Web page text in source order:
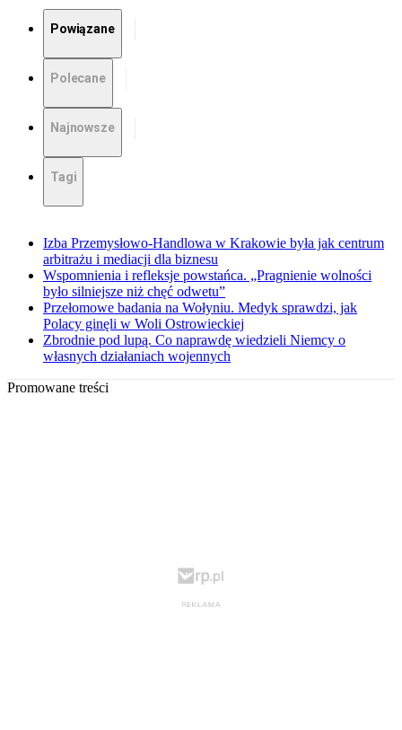
Powiązane
Polecane
Najnowsze
Tagi
Izba Przemysłowo-Handlowa w Krakowie była jak centrum
arbitrażu i mediacji dla biznesu
Wspomnienia i refleksje powstańca. „Pragnienie wolności
było silniejsze niż chęć odwetu”
Przełomowe badania na Wołyniu. Medyk sprawdzi, jak
Polacy ginęli w Woli Ostrowieckiej
Zbrodnie pod lupą. Co naprawdę wiedzieli Niemcy o
własnych działaniach wojennych
Promowane treści